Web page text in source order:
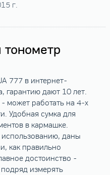
г.
тонометр
777 в интернет-
гарантию дают 10 лет.
может работать на 4-х
Удобная сумка для
в кармашке.
даны
как правильно
достоинство -
измерять